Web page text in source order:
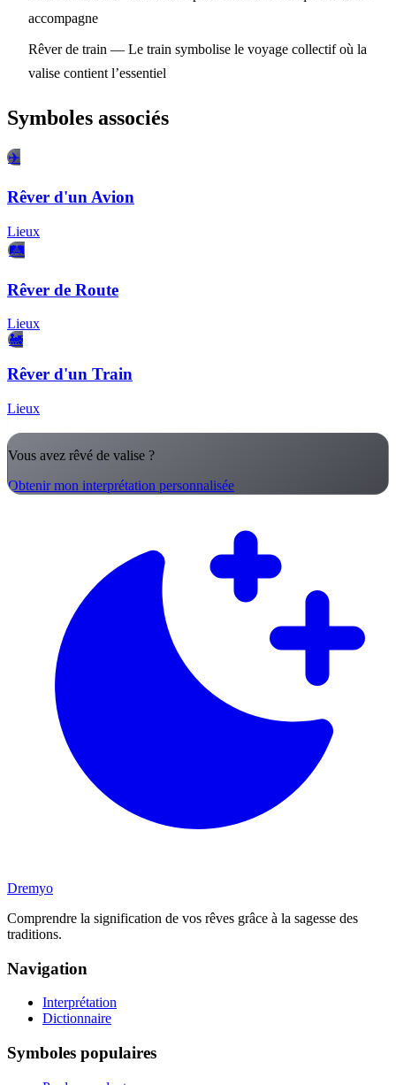
accompagne
Rêver de train — Le train symbolise le voyage collectif où la
valise contient l’essentiel
Symboles associés
✈️
Rêver d'un Avion
Lieux
🛤️
Rêver de Route
Lieux
🚂
Rêver d'un Train
Lieux
Vous avez rêvé de valise ?
Obtenir mon interprétation personnalisée
Dremyo
Comprendre la signification de vos rêves grâce à la sagesse des
traditions.
Navigation
Interprétation
Dictionnaire
Symboles populaires